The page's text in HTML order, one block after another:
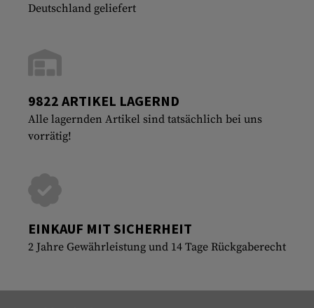
Deutschland geliefert
9822 ARTIKEL LAGERND
Alle lagernden Artikel sind tatsächlich bei uns
vorrätig!
EINKAUF MIT SICHERHEIT
2 Jahre Gewährleistung und 14 Tage Rückgaberecht